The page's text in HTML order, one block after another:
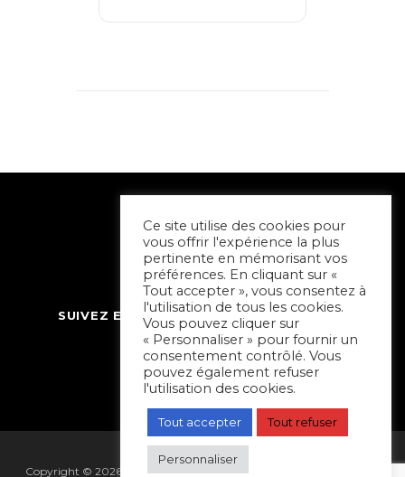
SUIVEZ ET CONTACTEZ SORTIR À NIORT
Copyright © 2026 Sortir à Niort | réalisé par
Ce site utilise des cookies pour
vous offrir l'expérience la plus
pertinente en mémorisant vos
préférences. En cliquant sur «
Tout accepter », vous consentez à
l'utilisation de tous les cookies.
Vous pouvez cliquer sur
« Personnaliser » pour fournir un
consentement contrôlé. Vous
pouvez également refuser
l'utilisation des cookies.
Tout accepter Tout refuser
Personnaliser